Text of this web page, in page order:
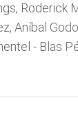
Roderick
Aníbal
- Blas